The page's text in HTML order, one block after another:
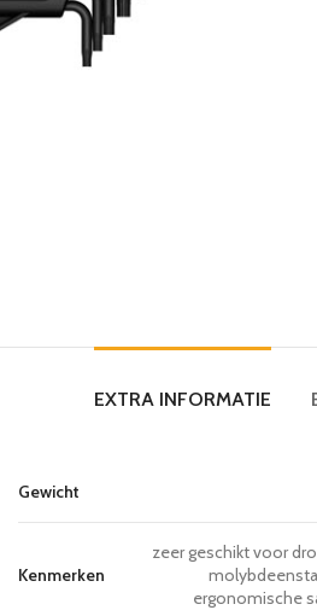
EXTRA INFORMATIE
Gewicht
Kenmerken
zeer geschikt voor
ergonomische